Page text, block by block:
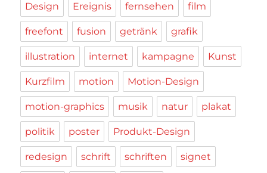
Design Ereignis fernsehen film
freefont fusion getränk grafik
illustration internet kampagne Kunst
Kurzfilm motion Motion-Design
motion-graphics musik natur plakat
politik poster Produkt-Design
redesign schrift schriften signet